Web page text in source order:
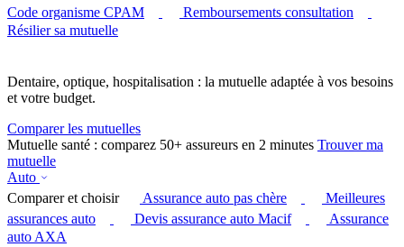
Code organisme CPAM
Remboursements consultation
Résilier sa mutuelle
Dentaire, optique, hospitalisation : la mutuelle adaptée à vos besoins
et votre budget.
Comparer les mutuelles
Mutuelle santé : comparez 50+ assureurs en 2 minutes Trouver ma
mutuelle
Auto
Comparer et choisir
Assurance auto pas chère
Meilleures
assurances auto
Devis assurance auto Macif
Assurance
auto AXA